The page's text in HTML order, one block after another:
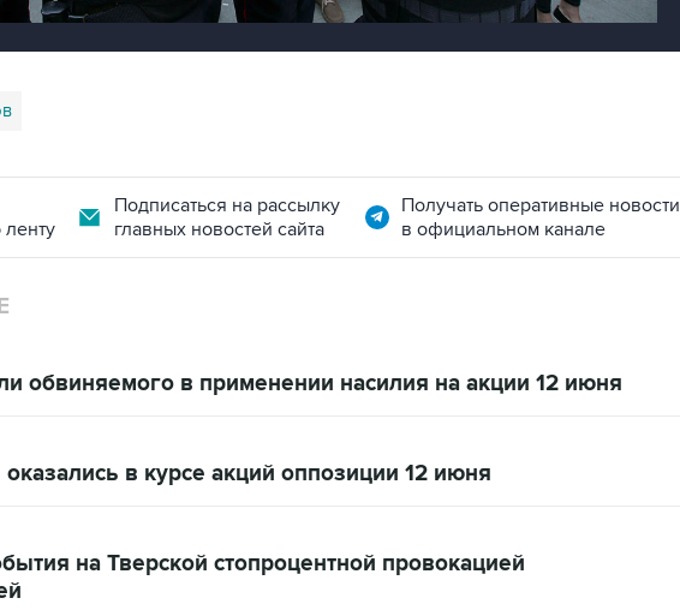
Подписаться на рассылку
главных новостей сайта
Получать оперативные новости
в официальном канале
обвиняемого в применении насилия на акции 12 июня
в курсе акций оппозиции 12 июня
на Тверской стопроцентной провокацией